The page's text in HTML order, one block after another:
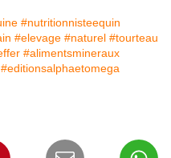
#nutritionnisteequin
#elevage #naturel #tourteau
#alimentsmineraux
#editionsalphaetomega